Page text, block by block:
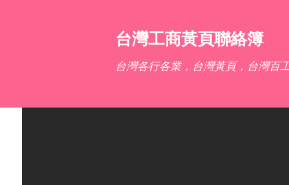
台灣工商黃頁聯絡簿
台灣各行各業，台灣黃頁，台灣百工